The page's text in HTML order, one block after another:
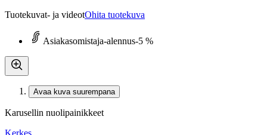
Tuotekuvat- ja videotOhita tuotekuva
Asiakasomistaja-alennus-5 %
Avaa kuva suurempana
Karusellin nuolipainikkeet
Kerkes